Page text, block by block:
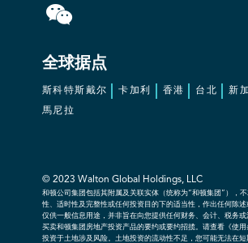
全球据点
斯科特斯戴尔 卡加利 香港 台北 新
馬尼拉
© 2023 Walton Global Holdings, LLC
和顿公司集团包括其附属及关联实体（统称为“和顿集团”），
性、适时性及完整性或任何投资目的下的适当性，作出任何陈
仅供一般信息用途，并非旨在向您提供任何财务、会计、税务
买卖和顿集团房地产投资产品的要约或要约招揽。请查看《使用
投资于土地涉及风险。土地投资的流动性不足，您可能无法在